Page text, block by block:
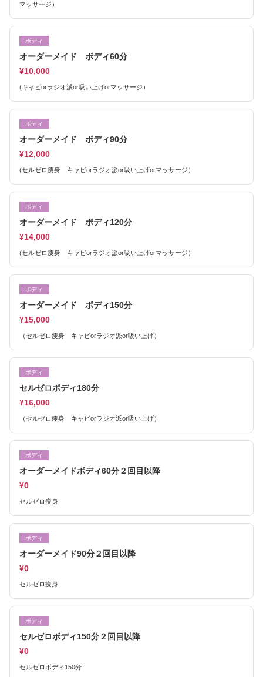
マッサージ）
ボディ
オーダーメイド ボディ60分
¥10,000
(キャビorラジオ派or吸い上げorマッサージ）
ボディ
オーダーメイド ボディ90分
¥12,000
(セルゼロ痩身 キャビorラジオ派or吸い上げorマッサージ）
ボディ
オーダーメイド ボディ120分
¥14,000
(セルゼロ痩身 キャビorラジオ派or吸い上げorマッサージ）
ボディ
オーダーメイド ボディ150分
¥15,000
（セルゼロ痩身 キャビorラジオ派or吸い上げ）
ボディ
セルゼロボディ180分
¥16,000
（セルゼロ痩身 キャビorラジオ派or吸い上げ）
ボディ
オーダーメイドボディ60分２回目以降
¥0
セルゼロ痩身
ボディ
オーダーメイド90分２回目以降
¥0
セルゼロ痩身
ボディ
セルゼロボディ150分２回目以降
¥0
セルゼロボディ150分